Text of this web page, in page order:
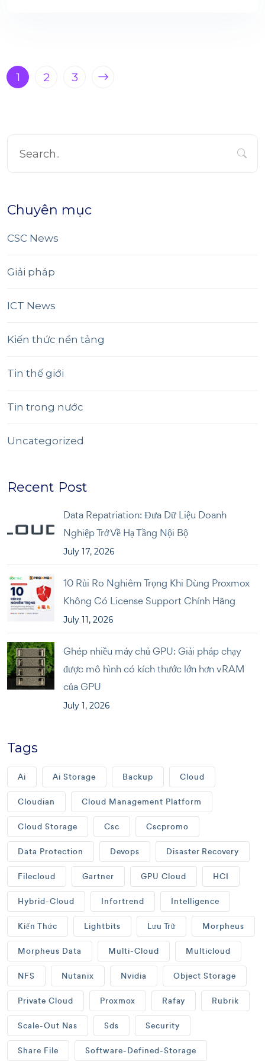
1 2 3
Chuyên mục
CSC News
Giải pháp
ICT News
Kiến thức nền tảng
Tin thế giới
Tin trong nước
Uncategorized
Recent Post
Data Repatriation: Đưa Dữ Liệu Doanh
Nghiệp Trở Về Hạ Tầng Nội Bộ
July 17, 2026
10 Rủi Ro Nghiêm Trọng Khi Dùng Proxmox
Không Có License Support Chính Hãng
July 11, 2026
Ghép nhiều máy chủ GPU: Giải pháp chạy
được mô hình có kích thước lớn hơn vRAM
của GPU
July 1, 2026
Tags
Ai Ai Storage Backup Cloud
Cloudian Cloud Management Platform
Cloud Storage Csc Cscpromo
Data Protection Devops Disaster Recovery
Filecloud Gartner GPU Cloud HCI
Hybrid-Cloud Infortrend Intelligence
Kiến Thức Lightbits Lưu Trữ Morpheus
Morpheus Data Multi-Cloud Multicloud
NFS Nutanix Nvidia Object Storage
Private Cloud Proxmox Rafay Rubrik
Scale-Out Nas Sds Security
Share File Software-Defined-Storage